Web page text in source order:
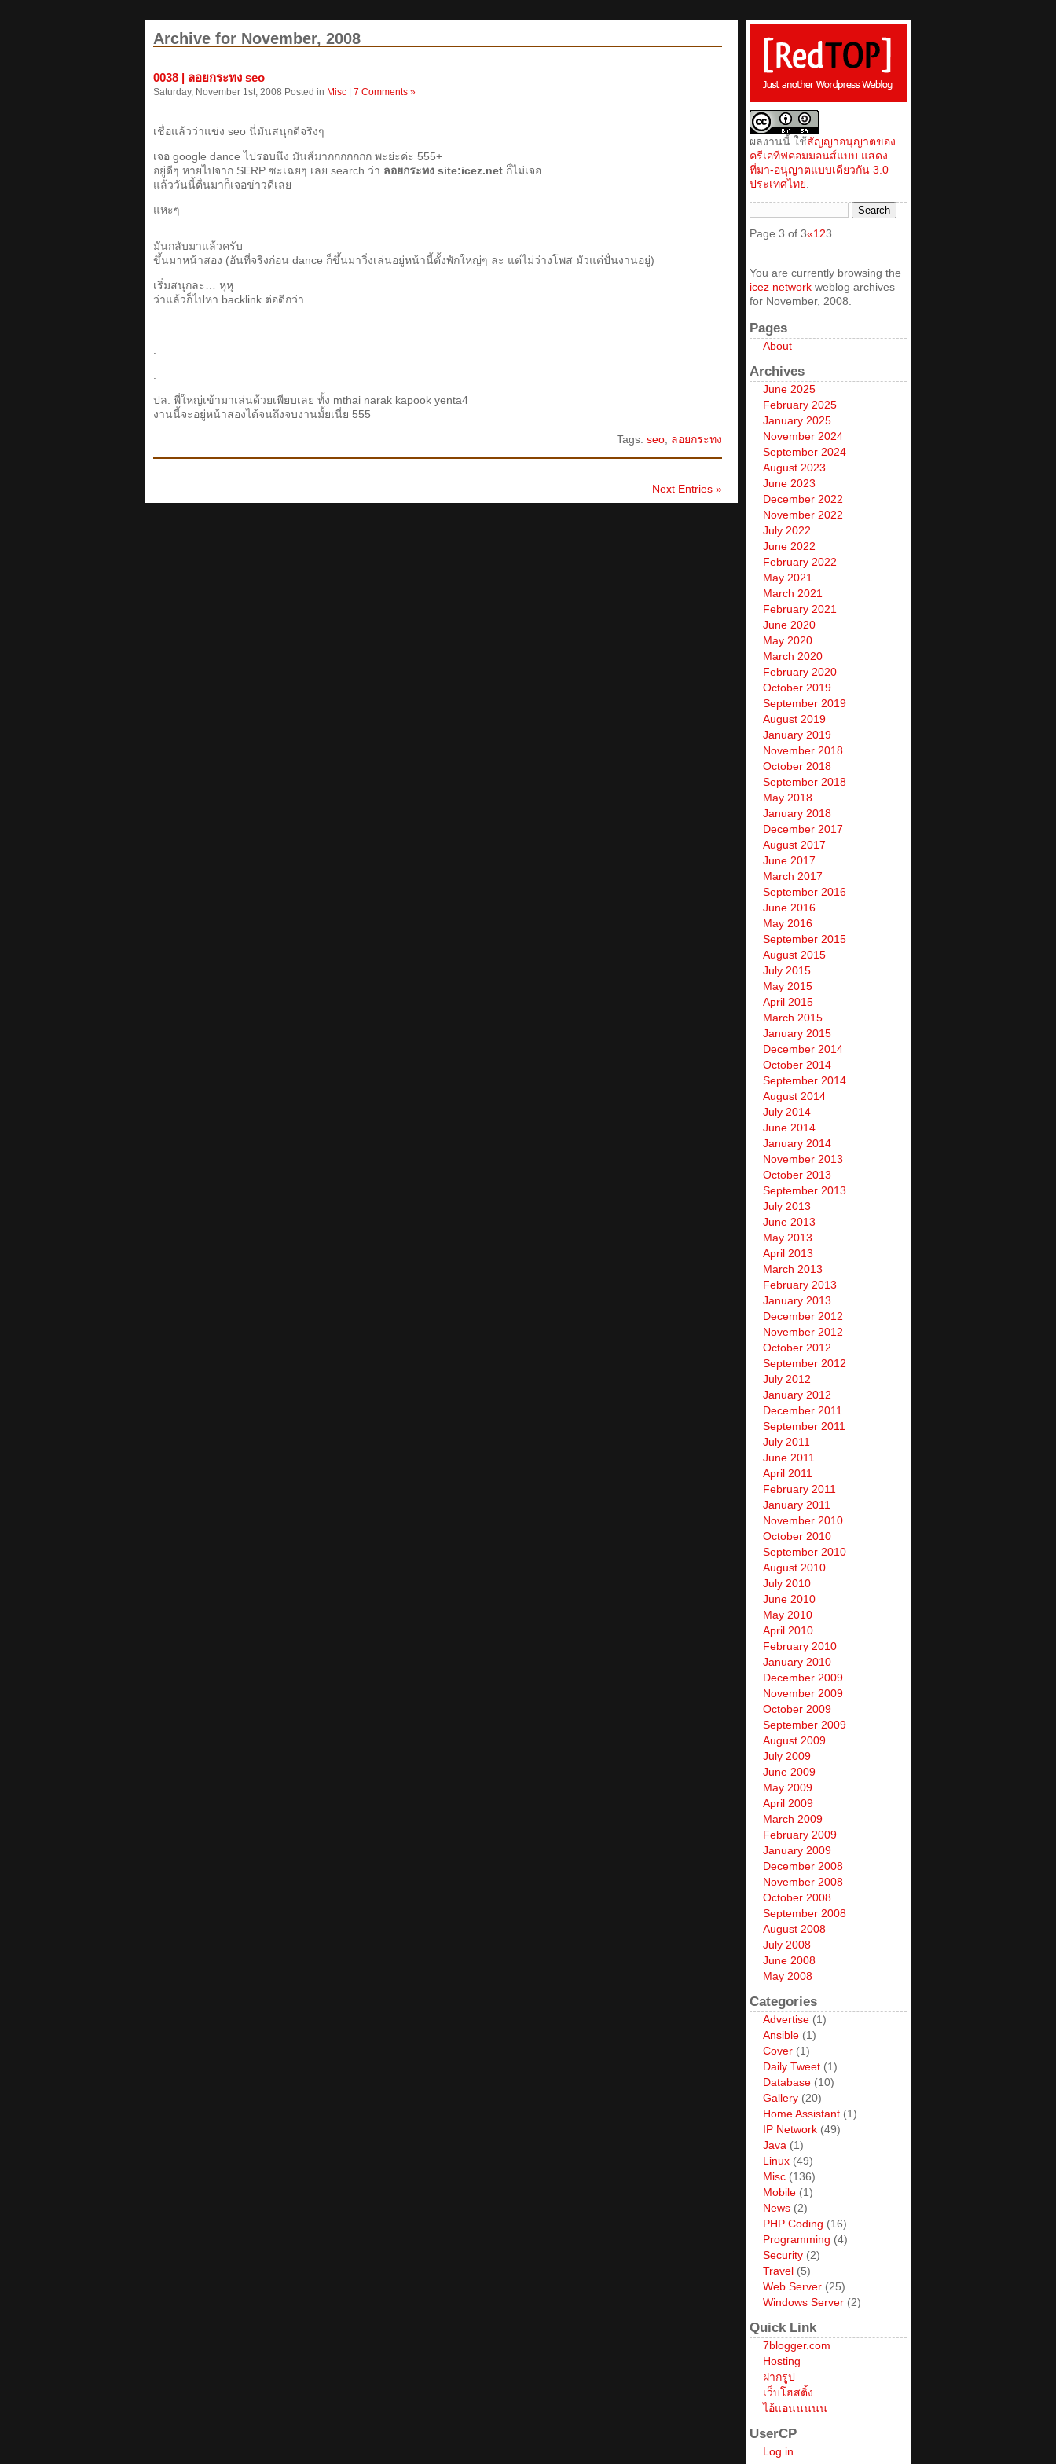
Archive for November, 2008
0038 | ลอยกระทง seo
Saturday, November 1st, 2008 Posted in Misc | 7 Comments »
เชื่อแล้วว่าแข่ง seo นี่มันสนุกดีจริงๆ
เจอ google dance ไปรอบนึง มันส์มากกกกกกก พะย่ะค่ะ 555+
อยู่ดีๆ หายไปจาก SERP ซะเฉยๆ เลย search ว่า ลอยกระทง site:icez.net ก็ไม่เจอ
แล้ววันนี้ตื่นมาก็เจอข่าวดีเลย
แหะๆ
มันกลับมาแล้วครับ
ขึ้นมาหน้าสอง (อันที่จริงก่อน dance ก็ขึ้นมาวิ่งเล่นอยู่หน้านี้ตั้งพักใหญ่ๆ ละ แต่ไม่ว่างโพส มัวแต่ปั่นงานอยู่)
เริ่มสนุกละ… หุหุ
ว่าแล้วก็ไปหา backlink ต่อดีกว่า
ปล. พี่ใหญ่เข้ามาเล่นด้วยเพียบเลย ทั้ง mthai narak kapook yenta4
งานนี้จะอยู่หน้าสองได้จนถึงจบงานมั้ยเนี่ย 555
Tags: seo ลอยกระทง
Next Entries »
ผลงานนี้ ใช้สัญญาอนุญาตของ
ครีเอทีฟคอมมอนส์แบบ แสดง
ที่มา-อนุญาตแบบเดียวกัน 3.0
ประเทศไทย
Page 3 of 3«1 23
You are currently browsing the
icez network weblog archives
for November, 2008.
Pages
About
Archives
June 2025
February 2025
January 2025
November 2024
September 2024
August 2023
June 2023
December 2022
November 2022
July 2022
June 2022
February 2022
May 2021
March 2021
February 2021
June 2020
May 2020
March 2020
February 2020
October 2019
September 2019
August 2019
January 2019
November 2018
October 2018
September 2018
May 2018
January 2018
December 2017
August 2017
June 2017
March 2017
September 2016
June 2016
May 2016
September 2015
August 2015
July 2015
May 2015
April 2015
March 2015
January 2015
December 2014
October 2014
September 2014
August 2014
July 2014
June 2014
January 2014
November 2013
October 2013
September 2013
July 2013
June 2013
May 2013
April 2013
March 2013
February 2013
January 2013
December 2012
November 2012
October 2012
September 2012
July 2012
January 2012
December 2011
September 2011
July 2011
June 2011
April 2011
February 2011
January 2011
November 2010
October 2010
September 2010
August 2010
July 2010
June 2010
May 2010
April 2010
February 2010
January 2010
December 2009
November 2009
October 2009
September 2009
August 2009
July 2009
June 2009
May 2009
April 2009
March 2009
February 2009
January 2009
December 2008
November 2008
October 2008
September 2008
August 2008
July 2008
June 2008
May 2008
Categories
Advertise (1)
Ansible (1)
Cover (1)
Daily Tweet (1)
Database (10)
Gallery (20)
Home Assistant (1)
IP Network (49)
Java (1)
Linux (49)
Misc (136)
Mobile (1)
News (2)
PHP Coding (16)
Programming (4)
Security (2)
Travel (5)
Web Server (25)
Windows Server (2)
Quick Link
7blogger.com
Hosting
ฝากรูป
เว็บโฮสติ้ง
ไอ้แอนนนนน
UserCP
Log in